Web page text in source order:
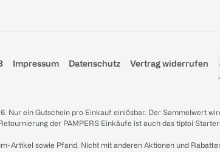
Impressum Datenschutz Vertrag widerrufen
Nur ein Gutschein pro Einkauf einlösbar. Der Sammelwert
der PAMPERS Einkäufe ist auch das tiptoi
Artikel sowie Pfand. Nicht mit anderen Aktionen und